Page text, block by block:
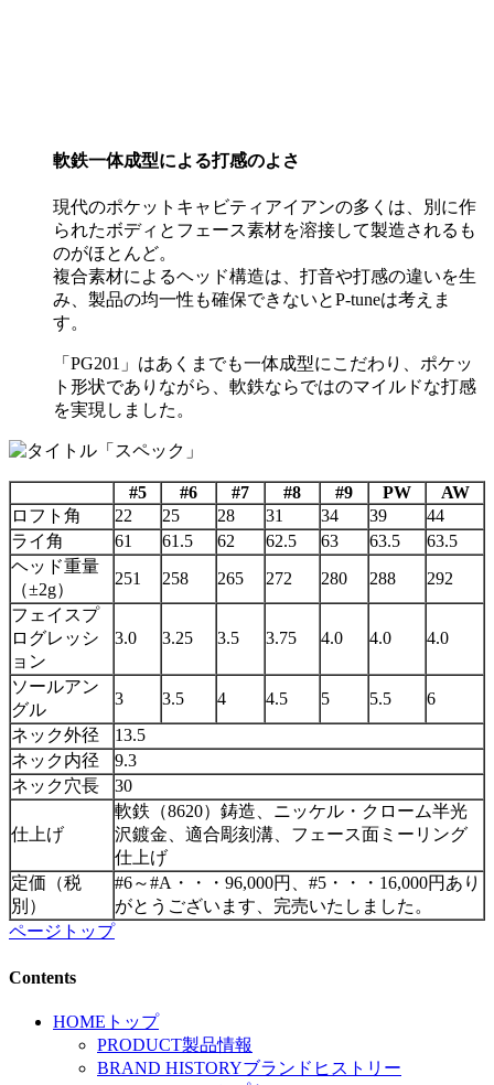
軟鉄一体成型による打感のよさ
現代のポケットキャビティアイアンの多くは、別に作
られたボディとフェース素材を溶接して製造されるも
のがほとんど。
複合素材によるヘッド構造は、打音や打感の違いを生
み、製品の均一性も確保できないとP-tuneは考えま
す。
「PG201」はあくまでも一体成型にこだわり、ポケッ
ト形状でありながら、軟鉄ならではのマイルドな打感
を実現しました。
#5 #6 #7 #8 #9 PW
AW
ロフト角
22 25 28 31 34 39
44
ライ角
61 61.5 62 62.5 63 63.5
63.5
ヘッド重量
（±2g）
251 258 265 272 280 288
292
フェイスプ
ログレッシ
ョン
3.0 3.25 3.5 3.75 4.0 4.0 4.0
ソールアン
グル
3 3.5 4 4.5 5 5.5
6
ネック外径
13.5
ネック内径
9.3
ネック穴長
30
仕上げ
軟鉄（8620）鋳造、ニッケル・クローム半光
沢鍍金、適合彫刻溝、フェース面ミーリング
仕上げ
定価（税
別）
#6～#A・・・96,000円、 #5・・・16,000円 あり
がとうございます、完売いたしました。
ページトップ
Contents
HOME トップ
PRODUCT製品情報
BRAND HISTORYブランドヒストリー